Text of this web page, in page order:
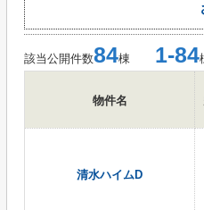
該当公開件数84棟 1-84
物件名
清水ハイムD